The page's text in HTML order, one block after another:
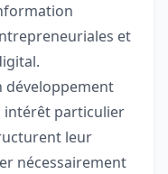
et
développement
intérêt particulier
leur
nécessairement